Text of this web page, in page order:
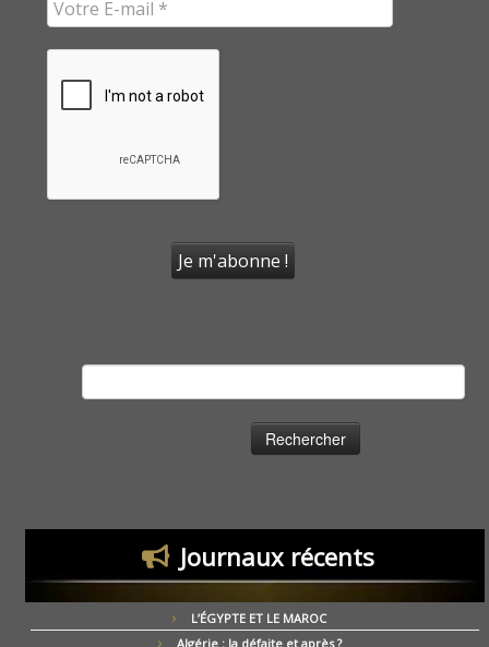
Journaux récents
L’ÉGYPTE ET LE MAROC
Algérie : la défaite et après ?